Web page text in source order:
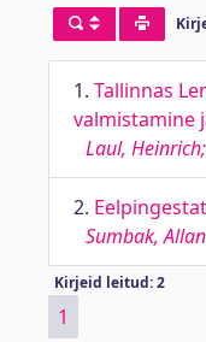
1. Tallinnas
valmistamine
Laul,
2.
Sumbak, Allan
Kirjeid leitud: 2
1